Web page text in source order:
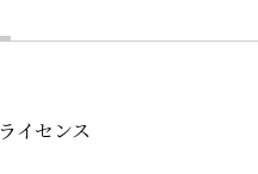
ライセンス